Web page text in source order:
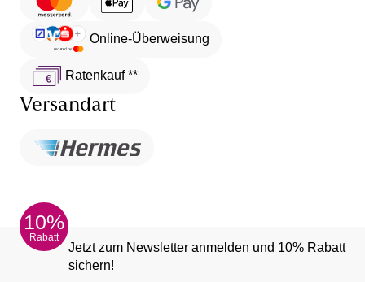
Online-Überweisung
Ratenkauf **
Versandart
10%
Rabatt
Jetzt zum Newsletter anmelden und 10% Rabatt
sichern!